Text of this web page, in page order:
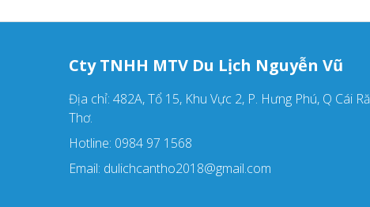
Cty TNHH MTV Du Lịch Nguyễn Vũ
Địa chỉ: 482A, Tổ 15, Khu Vực 2, P. Hưng Phú, Q Cái
Thơ.
Hotline: 0984 97 1568
Email: dulichcantho2018@gmail.com